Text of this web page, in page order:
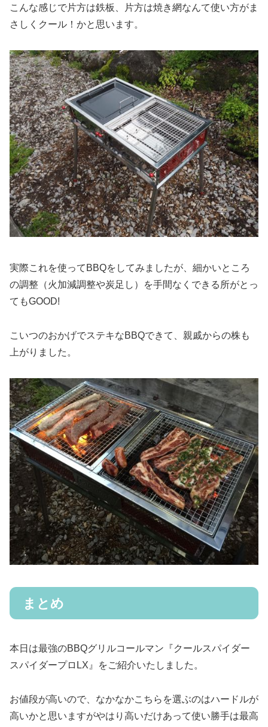
こんな感じで片方は鉄板、片方は焼き網なんて使い方がま
さしくクール！かと思います。
実際これを使ってBBQをしてみましたが、細かいところ
の調整（火加減調整や炭足し）を手間なくできる所がとっ
てもGOOD!
こいつのおかげでステキなBBQできて、親戚からの株も
上がりました。
まとめ
本日は最強のBBQグリルコールマン『クールスパイダー
スパイダープロLX』をご紹介いたしました。
お値段が高いので、なかなかこちらを選ぶのはハードルが
高いかと思いますがやはり高いだけあって使い勝手は最高